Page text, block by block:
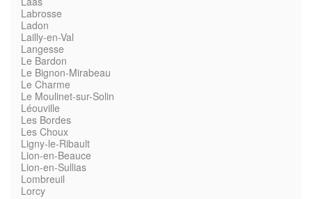
Labrosse
Ladon
Lailly-en-Val
Langesse
Le Bardon
Le Bignon-Mirabeau
Le Charme
Le Moulinet-sur-Solin
Léouville
Les Bordes
Les Choux
Ligny-le-Ribault
Lion-en-Beauce
Lion-en-Sullias
Lombreuil
Lorcy